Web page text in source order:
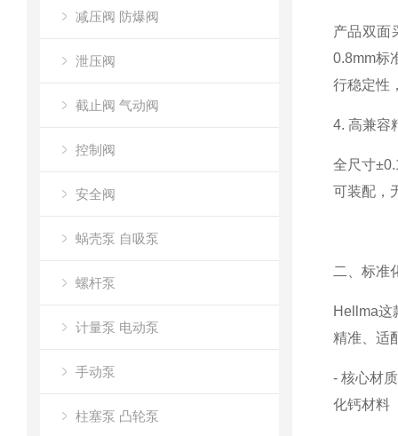
减压阀 防爆阀
泄压阀
截止阀 气动阀
控制阀
安全阀
蜗壳泵 自吸泵
螺杆泵
计量泵 电动泵
手动泵
柱塞泵 凸轮泵
产品双面
0.8mm标
行稳定性
4. 高兼容
全尺寸
可装配，
二、标准
Hellma这
精准、适
- 核心材
化钙材料